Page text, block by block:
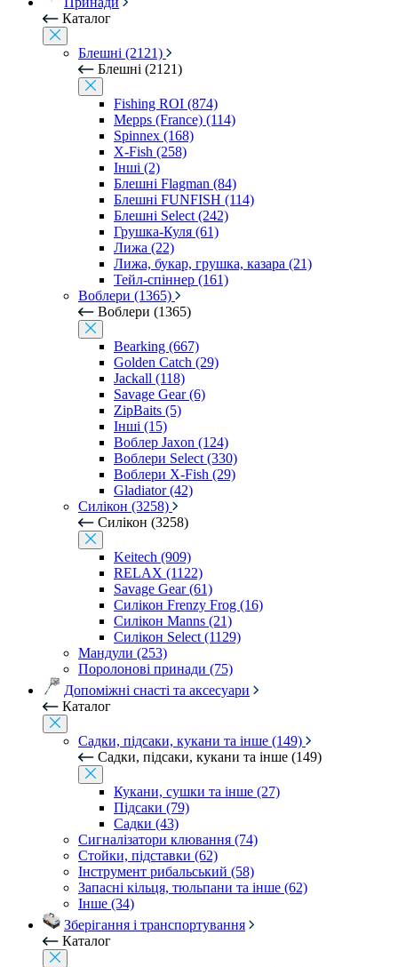
Каталог
Блешні (2121)
Блешні (2121)
Fishing ROI (874)
Mepps (France) (114)
Spinnex (168)
X-Fish (258)
Інші (2)
Блешні Flagman (84)
Блешні FUNFISH (114)
Блешні Select (242)
Грушка-Куля (61)
Лижа (22)
Лижа, букар, грушка, казара (21)
Тейл-спіннер (161)
Воблери (1365)
Воблери (1365)
Bearking (667)
Golden Catch (29)
Jackall (118)
Savage Gear (6)
ZipBaits (5)
Інші (15)
Воблер Jaxon (124)
Воблери Select (330)
Воблери X-Fish (29)
Gladiator (42)
Силікон (3258)
Силікон (3258)
Keitech (909)
RELAX (1122)
Savage Gear (61)
Силікон Frenzy Frog (16)
Силікон Manns (21)
Силікон Select (1129)
Мандули (253)
Поролонові принади (75)
Допоміжні снасті та аксесуари
Каталог
Садки, підсаки, кукани та інше (149)
Садки, підсаки, кукани та інше (149)
Кукани, сушки та інше (27)
Підсаки (79)
Садки (43)
Сигналізатори клювання (74)
Стойки, підставки (62)
Інструмент рибальський (58)
Запасні кільця, тюльпани та інше (62)
Інше (34)
Зберігання і транспортування
Каталог